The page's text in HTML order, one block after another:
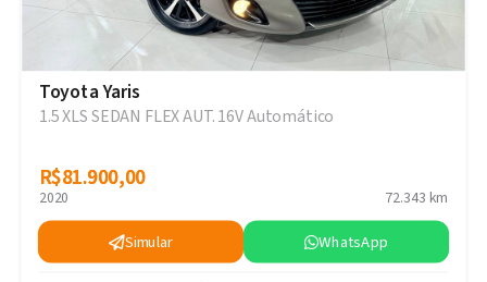
Toyota Yaris
1.5 XLS SEDAN FLEX AUT. 16V Automático
R$81.900,00
R$81.900,00
2020 72.343 km
Simular WhatsApp